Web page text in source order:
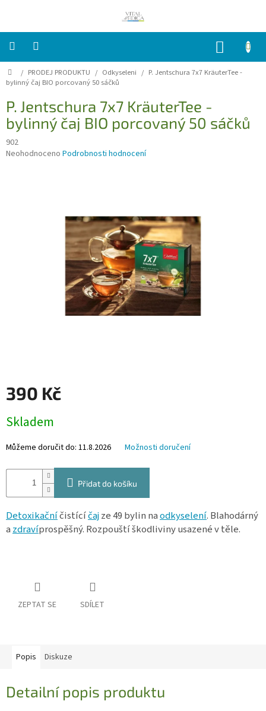
PRODEJ
PRODUKTU
Indikace-
Obtíže
Časté
dotazy
Domů
/ PRODEJ PRODUKTU / Odkyseleni / P. Jentschura 7x7 KräuterTee -
bylinný čaj BIO porcovaný 50 sáčků
P. Jentschura 7x7 KräuterTee -
bylinný čaj BIO porcovaný 50 sáčků
902
Průměrné
Neohodnoceno Podrobnosti hodnocení
390 Kč
cena:
Skladem
Můžeme doručit do: 11.8.2026 Možnosti doručení
Přidat do košíku
Detoxikačníčistícíčajze 49 bylin naodkyselení. Blahodárný
azdravíprospěšný. Rozpouští škodliviny usazené v těle.
ZEPTAT SE SDÍLET
Popis Diskuze
Detailní popis produktu